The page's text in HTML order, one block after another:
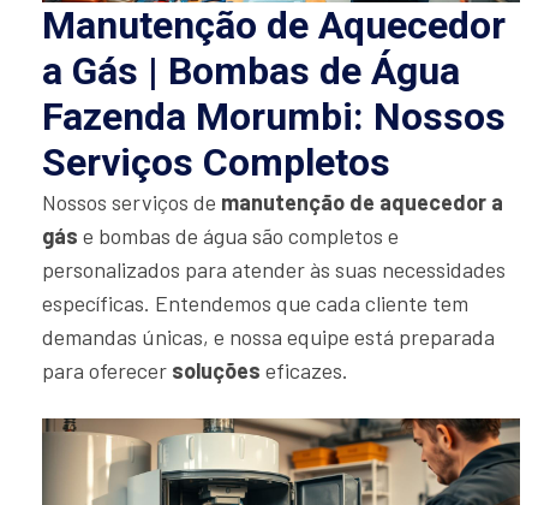
Manutenção de Aquecedor
a Gás | Bombas de Água
Fazenda Morumbi: Nossos
Serviços Completos
Nossos serviços de manutenção de aquecedor a
gás e bombas de água são completos e
personalizados para atender às suas necessidades
específicas. Entendemos que cada cliente tem
demandas únicas, e nossa equipe está preparada
para oferecer soluções eficazes.